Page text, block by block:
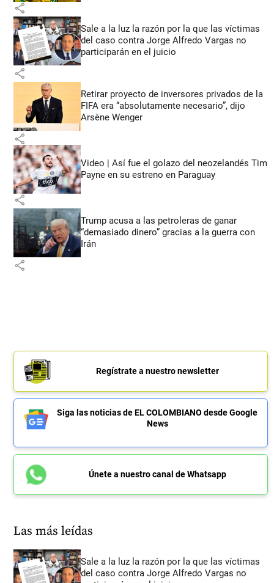
share
Sale a la luz la razón por la que las víctimas
del caso contra Jorge Alfredo Vargas no
participarán en el juicio
share
Retirar proyecto de inversores privados de la
FIFA era “absolutamente necesario”, dijo
Arsène Wenger
share
Video | Así fue el golazo del neozelandés Tim
Payne en su estreno en Paraguay
share
Trump acusa a las petroleras de ganar
“demasiado dinero” gracias a la guerra con
Irán
share
Regístrate a nuestro newsletter
Siga las noticias de EL COLOMBIANO desde Google
News
Únete a nuestro canal de Whatsapp
Las más leídas
Sale a la luz la razón por la que las víctimas
del caso contra Jorge Alfredo Vargas no